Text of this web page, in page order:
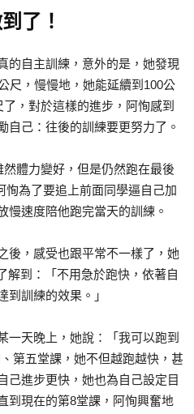
了！
的自主訓練，意外的是，她發現
尺，慢慢地，她能延續到100公
，對於這樣的進步，阿恂感到
自己：往後的訓練要更努力了。
體力變好，但是仍然跑在最後
為了要追上前面同學逼自己加
慢速度陪他跑完當天的訓練。
後，感受也跟平常不一樣了，她
解到：「不用急於跑快，依著自
到訓練的效果。」
一天晚上，她說：「我可以跑到
第五堂課，她不但越跑越快，甚
己進步更快，她也為自己設定目
到現在的第8堂課，阿恂興奮地